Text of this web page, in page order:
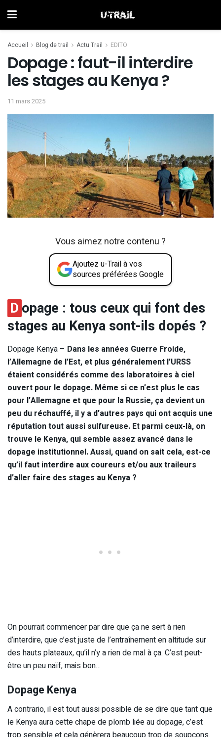
Accueil Blog de trail Actu Trail EDITO
Dopage : faut-il interdire
les stages au Kenya ?
11 mars 2025
Vous aimez notre contenu ?
Ajoutez u-Trail à vos
sources préférées Google
D opage : tous ceux qui font des
stages au Kenya sont-ils dopés ?
Dopage Kenya – Dans les années Guerre Froide,
l’Allemagne de l’Est, et plus généralement l’URSS
étaient considérés comme des laboratoires à ciel
ouvert pour le dopage. Même si ce n’est plus le cas
pour l’Allemagne et que pour la Russie, ça devient un
peu du réchauffé, il y a d’autres pays qui ont acquis une
réputation tout aussi sulfureuse. Et parmi ceux-là, on
trouve le Kenya, qui semble assez avancé dans le
dopage institutionnel. Aussi, quand on sait cela, est-ce
qu’il faut interdire aux coureurs et/ou aux traileurs
d’aller faire des stages au Kenya ?
On pourrait commencer par dire que ça ne sert à rien
d’interdire, que c’est juste de l’entraînement en altitude sur
des hauts plateaux, qu’il n’y a rien de mal à ça. C’est peut-
être un peu naïf, mais bon…
Dopage Kenya
A contrario, il est tout aussi possible de se dire que tant que
le Kenya aura cette chape de plomb liée au dopage, c’est